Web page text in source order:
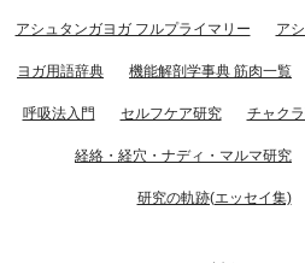
アシュタンガヨガ フルプライマリー ア
ヨガ用語辞典 機能解剖学事典 筋肉一覧
呼吸法入門 セルフケア研究 チャク
経絡・経穴・ナディ・マルマ研究
研究の軌跡(エッセイ集)